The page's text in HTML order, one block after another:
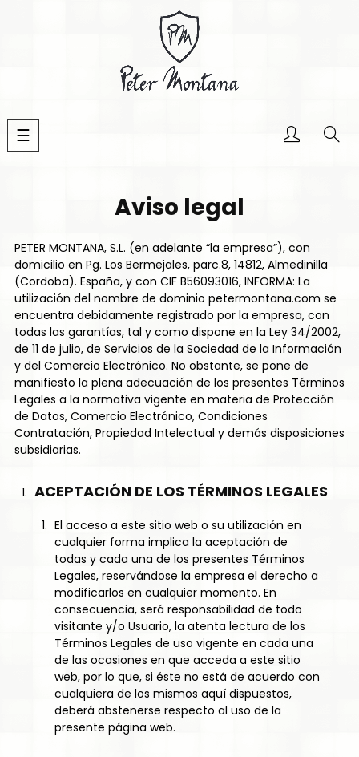
Navegación
de
☰
Aviso legal
PETER MONTANA, S.L. (en adelante “la empresa”), con
domicilio en Pg. Los Bermejales, parc.8, 14812, Almedinilla
(Cordoba). España, y con CIF B56093016, INFORMA: La
utilización del nombre de dominio petermontana.com se
encuentra debidamente registrado por la empresa, con
todas las garantías, tal y como dispone en la Ley 34/2002,
de 11 de julio, de Servicios de la Sociedad de la Información
y del Comercio Electrónico. No obstante, se pone de
manifiesto la plena adecuación de los presentes Términos
Legales a la normativa vigente en materia de Protección
de Datos, Comercio Electrónico, Condiciones
Contratación, Propiedad Intelectual y demás disposiciones
subsidiarias.
ACEPTACIÓN DE LOS TÉRMINOS LEGALES
El acceso a este sitio web o su utilización en
cualquier forma implica la aceptación de
todas y cada una de los presentes Términos
Legales, reservándose la empresa el derecho a
modificarlos en cualquier momento. En
consecuencia, será responsabilidad de todo
visitante y/o Usuario, la atenta lectura de los
Términos Legales de uso vigente en cada una
de las ocasiones en que acceda a este sitio
web, por lo que, si éste no está de acuerdo con
cualquiera de los mismos aquí dispuestos,
deberá abstenerse respecto al uso de la
presente página web.